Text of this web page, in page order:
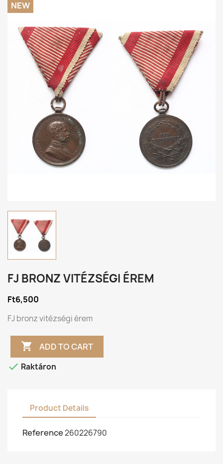
NEW
FJ BRONZ VITÉZSÉGI ÉREM
Ft6,500
FJ bronz vitézségi érem
 ADD TO CART
 Raktáron
Product Details
Reference260226790